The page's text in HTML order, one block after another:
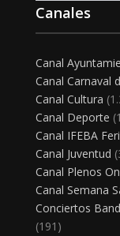
Canales
Canal
Canal Carnaval
Canal Cultura
Canal Deporte
Canal IFEBA
Canal Juventud
Canal Plenos
Canal Semana
Conciertos
(191)